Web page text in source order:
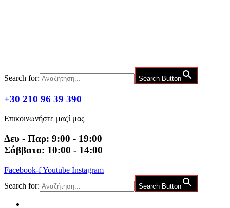
Search for: Search Button
+30 210 96 39 390
Επικοινωνήστε μαζί μας
Δευ - Παρ: 9:00 - 19:00
Σάββατο: 10:00 - 14:00
Facebook-fYoutube Instagram
Search for:
Search Button